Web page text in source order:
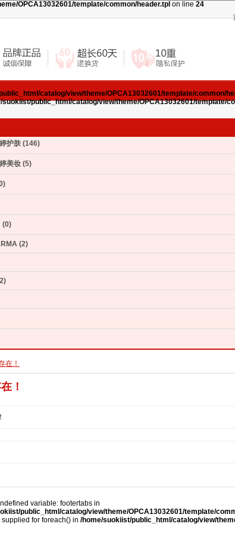
OPCA13032601/template/common/header.tpl on line 24
catalog/view/theme/OPCA13032601/template/common/
suokiist/public_html/catalog/view/theme/OPCA13032601/template/
护肤 (146)
美妆 (5)
(0)
(2)
在！
！
variable: footertabs in
public_html/catalog/view/theme/OPCA13032601/template/
for foreach() in /home/suokiist/public_html/catalog/view/